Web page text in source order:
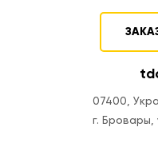
07400,
г. Бровары,